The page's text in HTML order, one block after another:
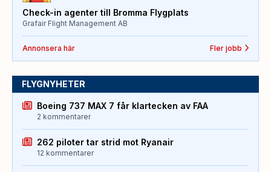
Check-in agenter till Bromma Flygplats
Grafair Flight Management AB
Annonsera här Fler jobb
FLYGNYHETER
Boeing 737 MAX 7 får klartecken av FAA
2 kommentarer
262 piloter tar strid mot Ryanair
12 kommentarer